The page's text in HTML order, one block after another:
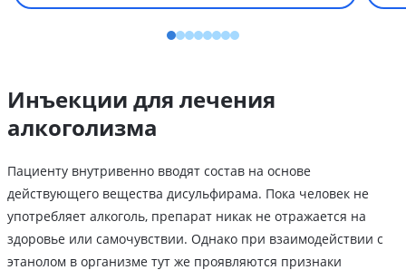
Инъекции для лечения
алкоголизма
Пациенту внутривенно вводят состав на основе
действующего вещества дисульфирама. Пока человек не
употребляет алкоголь, препарат никак не отражается на
здоровье или самочувствии. Однако при взаимодействии с
этанолом в организме тут же проявляются признаки